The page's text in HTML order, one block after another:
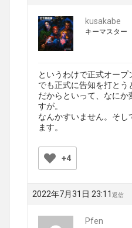
kusakabe
キーマスター
というわけで正式オー
でも正式に告知を打とう
だからといって、なに
すが。
なんかすいません。そし
ます。
+4
2022年7月31日 23:11 返信
Pfen